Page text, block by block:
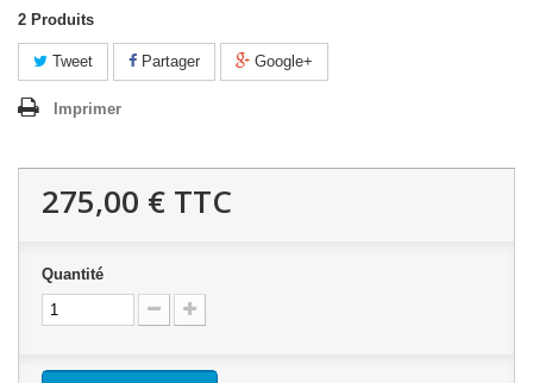
2 Produits
Tweet Partager Google+
Imprimer
275,00 € TTC
Quantité